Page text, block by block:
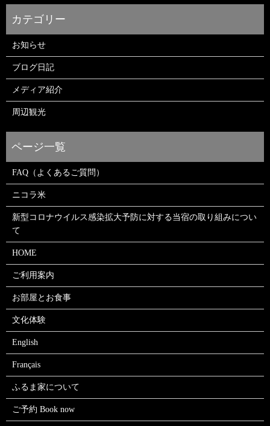
お知らせ
ブログ日記
メディア紹介
周辺観光
FAQ（よくあるご質問）
ニコラ米
新型コロナウイルス感染拡大予防に対する当宿の取り組みについ
て
HOME
ご利用案内
お部屋とお食事
文化体験
English
Français
ふるま家について
ご予約 Book now